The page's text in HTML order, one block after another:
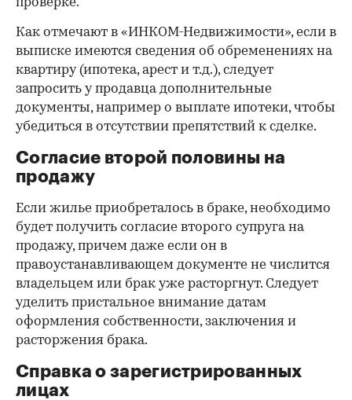
Как отмечают в «ИНКОМ-Недвижимости», если в
выписке имеются сведения об обременениях на
квартиру (ипотека, арест и т.д.), следует
запросить у продавца дополнительные
документы, например о выплате ипотеки, чтобы
убедиться в отсутствии препятствий к сделке.
Согласие второй половины на
продажу
Если жилье приобреталось в браке, необходимо
будет получить согласие второго супруга на
продажу, причем даже если он в
правоустанавливающем документе не числится
владельцем или брак уже расторгнут. Следует
уделить пристальное внимание датам
оформления собственности, заключения и
расторжения брака.
Справка о зарегистрированных
лицах